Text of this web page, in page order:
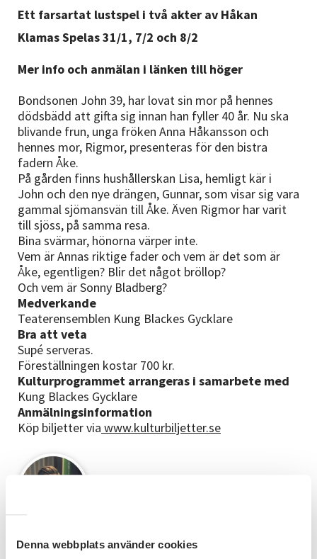
Denna webbplats använder cookies
Nyheter
Avdelningar
Lyssna
Ett farsartat lustspel i två akter av Håkan
Klamas Spelas 31/1, 7/2 och 8/2
Mer info och anmälan i länken till höger
Bondsonen John 39, har lovat sin mor på hennes
dödsbädd att gifta sig innan han fyller 40 år. Nu ska
blivande frun, unga fröken Anna Håkansson och
hennes mor, Rigmor, presenteras för den bistra
fadern Åke.
På gården finns hushållerskan Lisa, hemligt kär i
John och den nye drängen, Gunnar, som visar sig vara
gammal sjömansvän till Åke. Även Rigmor har varit
till sjöss, på samma resa.
Bina svärmar, hönorna värper inte.
Vem är Annas riktige fader och vem är det som är
Åke, egentligen? Blir det något bröllop?
Och vem är Sonny Bladberg?
Medverkande
Teaterensemblen Kung Blackes Gycklare
Bra att veta
Supé serveras.
Föreställningen kostar 700 kr.
Kulturprogrammet arrangeras i samarbete med
Kung Blackes Gycklare
Anmälningsinformation
Köp biljetter via www.kulturbiljetter.se
Verksamhetsansvarig / Kommunikatör / Webb